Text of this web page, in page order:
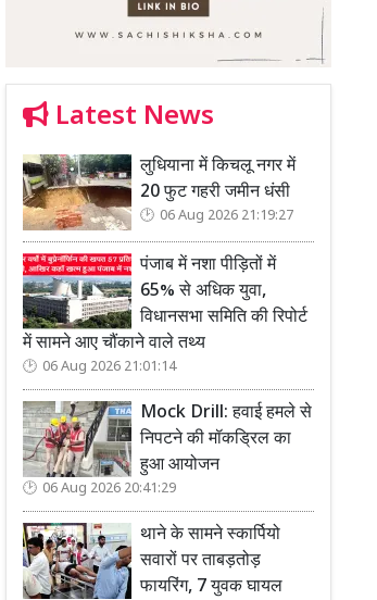
Latest News
लुधियाना में किचलू नगर में
20 फुट गहरी जमीन धंसी
06 Aug 2026 21:19:27
पंजाब में नशा पीड़ितों में
65% से अधिक युवा,
विधानसभा समिति की रिपोर्ट
में सामने आए चौंकाने वाले तथ्य
06 Aug 2026 21:01:14
Mock Drill: हवाई हमले से
निपटने की मॉकड्रिल का
हुआ आयोजन
06 Aug 2026 20:41:29
थाने के सामने स्कार्पियो
सवारों पर ताबड़तोड़
फायरिंग, 7 युवक घायल